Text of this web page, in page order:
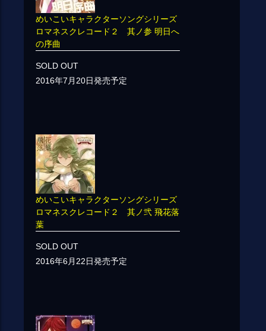
めいこいキャラクターソングシリーズ
ロマネスクレコード２ 其ノ参 明日へ
の序曲
SOLD OUT
2016年7月20日発売予定
めいこいキャラクターソングシリーズ
ロマネスクレコード２ 其ノ弐 飛花落
葉
SOLD OUT
2016年6月22日発売予定